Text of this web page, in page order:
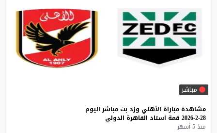
مباشر
مشاهدة مباراة الأهلي وزد بث مباشر اليوم
28-2-2026
قمة استاد القاهرة الدولي
منذ 5 أشهر